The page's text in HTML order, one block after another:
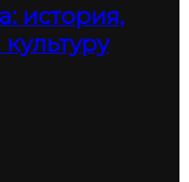
история,